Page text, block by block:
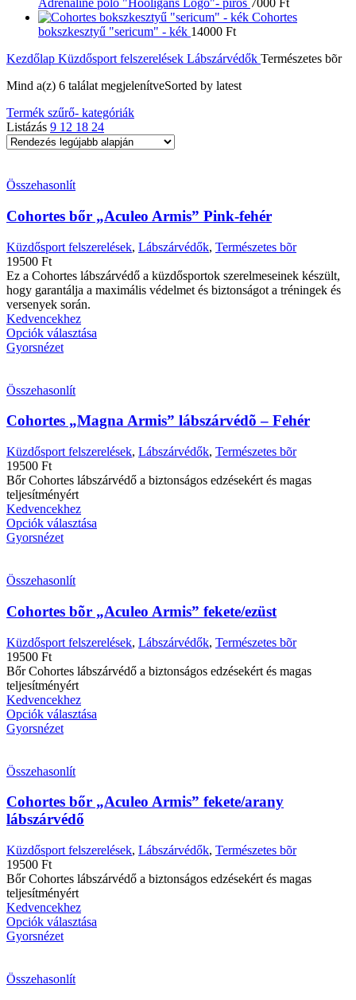
Adrenaline póló "Hooligans Logo"- piros 7000 Ft
Cohortes
bokszkesztyű "sericum" - kék 14000 Ft
Kezdőlap Küzdősport felszerelések Lábszárvédők Természetes bõr
Mind a(z) 6 találat megjelenítveSorted by latest
Termék szűrő- kategóriák
Listázás 9 12 18 24
Összehasonlít
Cohortes bőr „Aculeo Armis” Pink-fehér
Küzdősport felszerelések, Lábszárvédők, Természetes bõr
19500 Ft
Ez a Cohortes lábszárvédő a küzdősportok szerelmeseinek készült,
hogy garantálja a maximális védelmet és biztonságot a tréningek és
versenyek során.
Kedvencekhez
Opciók választása
Gyorsnézet
Összehasonlít
Cohortes „Magna Armis” lábszárvédõ – Fehér
Küzdősport felszerelések, Lábszárvédők, Természetes bõr
19500 Ft
Bőr Cohortes lábszárvédő a biztonságos edzésekért és magas
teljesítményért
Kedvencekhez
Opciók választása
Gyorsnézet
Összehasonlít
Cohortes bõr „Aculeo Armis” fekete/ezüst
Küzdősport felszerelések, Lábszárvédők, Természetes bõr
19500 Ft
Bőr Cohortes lábszárvédő a biztonságos edzésekért és magas
teljesítményért
Kedvencekhez
Opciók választása
Gyorsnézet
Összehasonlít
Cohortes bőr „Aculeo Armis” fekete/arany
lábszárvédő
Küzdősport felszerelések, Lábszárvédők, Természetes bõr
19500 Ft
Bőr Cohortes lábszárvédő a biztonságos edzésekért és magas
teljesítményért
Kedvencekhez
Opciók választása
Gyorsnézet
Összehasonlít